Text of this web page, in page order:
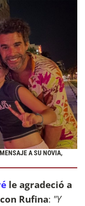
A SU NOVIA,
le agradeció a
Rufina: "Y